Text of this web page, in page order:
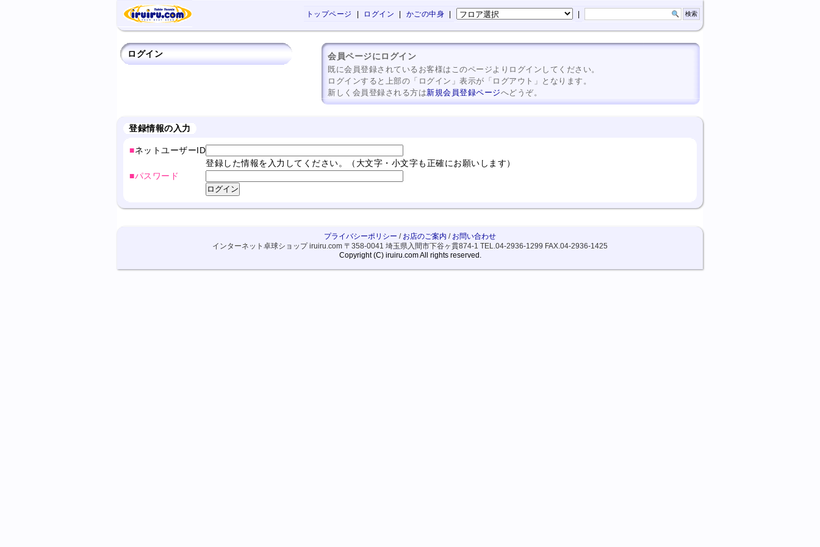
かごの中身
ログイン
トップページ
ログイン 会員ページにログイン
既に会員登録されているお客様はこのページよりログインしてください。
ログインすると上部の「ログイン」表示が「ログアウト」となります。
新しく会員登録される方は新規会員登録ページへどうぞ。
登録情報の入力
■ネットユーザーID
登録した情報を入力してください。（大文字・小文字も正確にお願いします）
■パスワード
プライバシーポリシー/お店のご案内/お問い合わせ
インターネット卓球ショップ iruiru.com〒358-0041 埼玉県入間市下谷ヶ貫874-1TEL.04-2936-1299 FAX.04-2936-1425
Copyright (C) iruiru.com All rights reserved.